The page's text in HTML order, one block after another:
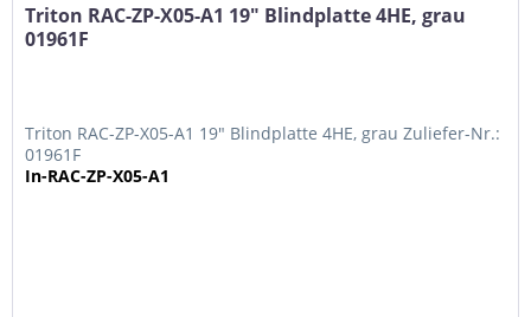
Triton RAC-ZP-X05-A1 19" Blindplatte 4HE, grau
01961F
Triton RAC-ZP-X05-A1 19" Blindplatte 4HE, grau Zuliefer-Nr.:
01961F
In-RAC-ZP-X05-A1